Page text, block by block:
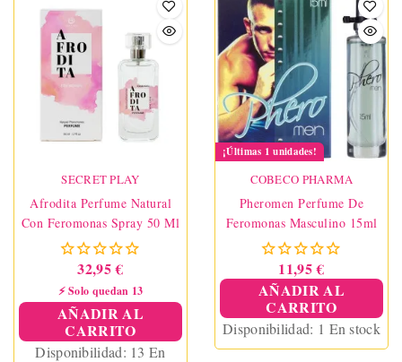
SECRET PLAY
Afrodita Perfume Natural
Con Feromonas Spray 50 Ml
32,95 €
⚡ Solo quedan 13
AÑADIR AL
CARRITO
Disponibilidad: 13 En
¡Últimas 1 unidades!
COBECO PHARMA
Pheromen Perfume De
Feromonas Masculino 15ml
11,95 €
AÑADIR AL
CARRITO
Disponibilidad: 1 En stock